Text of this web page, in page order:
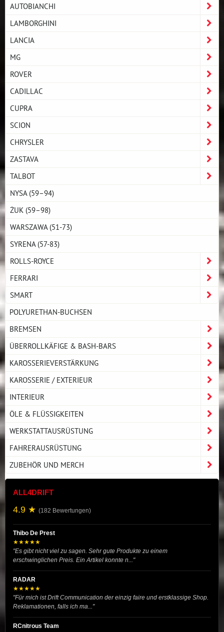
AUTOBIANCHI
LAMBORGHINI
LANCIA
MG
ROVER
CADILLAC
CUPRA
SCION
CHRYSLER
ZASTAVA
TALBOT
NYSA (59–94)
ŻUK (59–98)
WARSZAWA (51-73)
SYRENA (57-83)
ROLLS-ROYCE
FERRARI
SMART
POLYURETHAN-BUCHSEN
BREMSEN
ÜBERROLLKÄFIGE & BASH-BARS
KAROSSERIEVERSTÄRKUNG
KAROSSERIE / EXTERIEUR
INTERIEUR
ÖLE & FLÜSSIGKEITEN
WERKSTATTAUSRÜSTUNG
FAHRERAUSRÜSTUNG
ZUBEHÖR UND MERCH
ALL4DRIFT
4.9 ★ (182 Bewertungen)
Thibo De Prest
★★★★★
"Es gibt nicht viel zu sagen. Sehr gute Produkte zu einem
erschwinglichen Preis. Ein Artikel konnte n..."
RADAR
★★★★★
"Für mich ist Drift Communication der einzig faire und erstklassige Shop.
Reklamationen, falls ich ma..."
RCnitrous Team